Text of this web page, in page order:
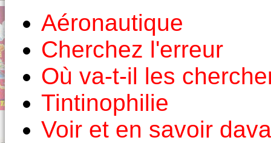
Aéronautique
Cherchez l'erreur
Où va-t-il les
Tintinophilie
Voir et en savoir